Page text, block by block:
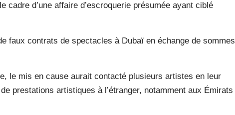
cadre d’une affaire d’escroquerie présumée ayant ciblé
faux contrats de spectacles à Dubaï en échange de sommes
le mis en cause aurait contacté plusieurs artistes en leur
prestations artistiques à l’étranger, notamment aux Émirats